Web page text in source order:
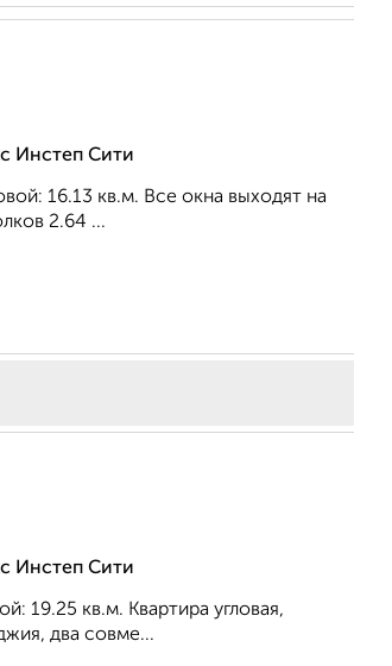
Инстеп Сити
16.13 кв.м. Все окна выходят на
2.64 ...
Инстеп Сити
19.25 кв.м. Квартира угловая,
два совме...